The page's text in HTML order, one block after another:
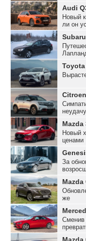
Audi
Новый
ли он
Toyota
неудачу
Mazda
Новый
ценами
За
Mazda
же
Сменив